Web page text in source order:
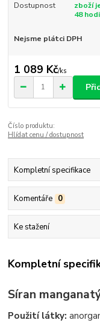
Dostupnost
zboží
48
Nejsme plátci DPH
1 089 Kč/ks
Číslo produktu:
Hlídat cenu / dostupnost
Kompletní specifikace
Komentáře 0
Ke stažení
Kompletní
Síran
Použití látky: